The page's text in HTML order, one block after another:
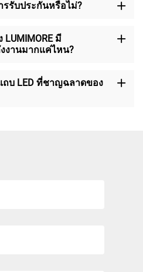
รรับประกันหรือไม่?
มี
งานมากแค่ไหน?
บ LED ที่ชาญฉลาดของ